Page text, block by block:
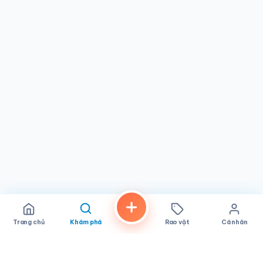
Trang chủ Khám phá Rao vặt Cá nhân